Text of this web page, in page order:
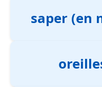
saper (en